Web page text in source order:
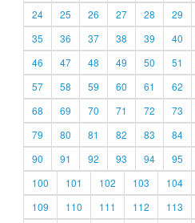
24
25 26 27 28 29
35
36 37 38 39 40
46
47 48 49 50 51
57
58 59 60 61 62
68
69 70 71 72 73
79
80 81 82 83 84
90
91 92 93 94 95
100
101 102 103 104
109
110 111 112 113